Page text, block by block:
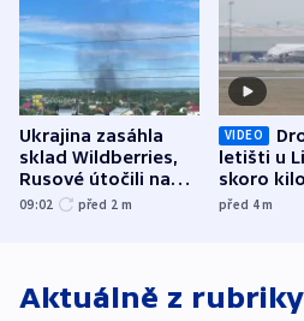
Ukrajina zasáhla
sklad Wildberries,
Rusové útočili na
trh, hasiče či
09:02 před 2 m
VIDEO
letišti u
skoro
indicie
před 4m
Aktuálně z rubriky